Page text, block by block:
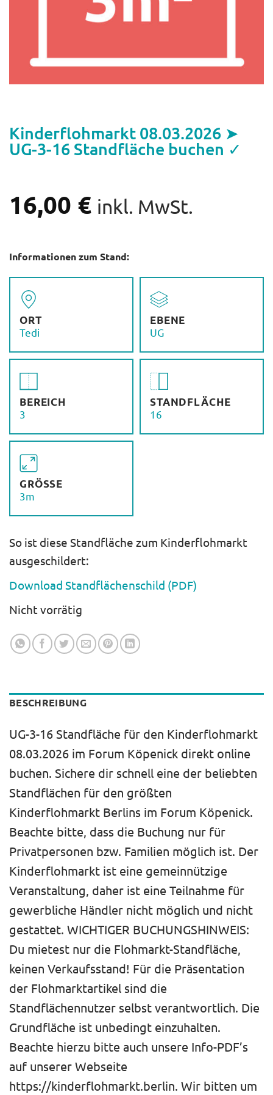
Kinderflohmarkt 08.03.2026 ➤
UG-3-16 Standfläche buchen ✓
16,00 € inkl. MwSt.
Informationen zum Stand:
ORT
Tedi
EBENE
UG
BEREICH
3
STANDFLÄCHE
16
GRÖSSE
3m
So ist diese Standfläche zum Kinderflohmarkt
ausgeschildert:
Download Standflächenschild (PDF)
Nicht vorrätig
BESCHREIBUNG
UG-3-16 Standfläche für den Kinderflohmarkt
08.03.2026 im Forum Köpenick direkt online
buchen. Sichere dir schnell eine der beliebten
Standflächen für den größten
Kinderflohmarkt Berlins im Forum Köpenick.
Beachte bitte, dass die Buchung nur für
Privatpersonen bzw. Familien möglich ist. Der
Kinderflohmarkt ist eine gemeinnützige
Veranstaltung, daher ist eine Teilnahme für
gewerbliche Händler nicht möglich und nicht
gestattet. WICHTIGER BUCHUNGSHINWEIS:
Du mietest nur die Flohmarkt-Standfläche,
keinen Verkaufsstand! Für die Präsentation
der Flohmarktartikel sind die
Standflächennutzer selbst verantwortlich. Die
Grundfläche ist unbedingt einzuhalten.
Beachte hierzu bitte auch unsere Info-PDF’s
auf unserer Webseite
https://kinderflohmarkt.berlin. Wir bitten um